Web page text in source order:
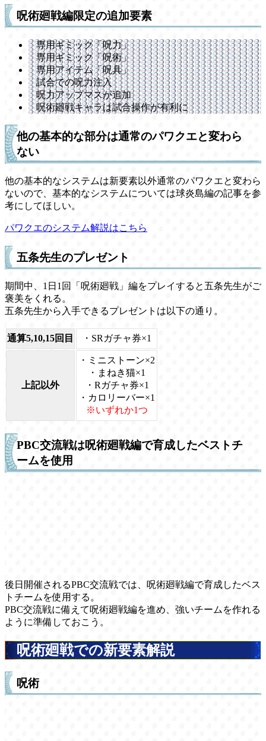
呪術廻戦編限定の追加要素
専用ギミック「呪力」
専用ギミック「呪術」
専用アイテム「呪具」
試合での呪力注入
呪力アップマスが追加
呪術廻戦キャラは試合操作が有利に
他の基本的な部分は通常のパワクエと変わら
ない
他の基本的なシステムは新要素以外通常のパワクエと変わら
ないので、基本的なシステムについては球炎島編の記事を参
考にしてほしい。
パワクエのシステム解説はこちら
五条先生のプレゼント
期間中、1日1回「呪術廻戦」編をプレイすると五条先生がご
褒美をくれる。
五条先生から入手できるプレゼントは以下の通り。
通算5,10,15回目 ・SRガチャ券×1
上記以外
・ミニストーン×2
・まねき猫×1
・Rガチャ券×1
・カロリーバー×1
※いずれか1つ
PBC交流戦は呪術廻戦編で育成したベストチ
ームを使用
後日開催されるPBC交流戦では、呪術廻戦編で育成したベス
トチームを使用する。
PBC交流戦に備えて呪術廻戦編を進め、強いチームを作れる
ように準備しておこう。
呪術廻戦での新要素解説
呪術